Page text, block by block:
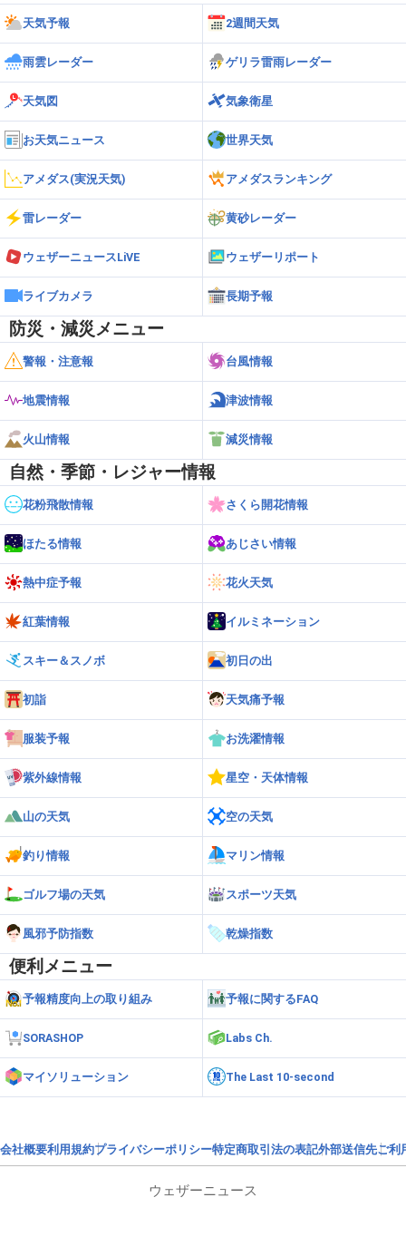
天気予報 2週間天気
雨雲レーダー ゲリラ雷雨レーダー
天気図 気象衛星
お天気ニュース 世界天気
アメダス(実況天気) アメダスランキング
雷レーダー 黄砂レーダー
ウェザーニュースLiVE ウェザーリポート
ライブカメラ 長期予報
防災・減災メニュー
警報・注意報 台風情報
地震情報 津波情報
火山情報 減災情報
自然・季節・レジャー情報
花粉飛散情報 さくら開花情報
ほたる情報 あじさい情報
熱中症予報 花火天気
紅葉情報 イルミネーション
スキー＆スノボ 初日の出
初詣 天気痛予報
服装予報 お洗濯情報
紫外線情報 星空・天体情報
山の天気 空の天気
釣り情報 マリン情報
ゴルフ場の天気 スポーツ天気
風邪予防指数 乾燥指数
便利メニュー
予報精度向上の取り組み 予報に関するFAQ
SORASHOP Labs Ch.
マイソリューション The Last 10-second
会社概要利用規約プライバシーポリシー特定商取引法の表記外部送信先ご利
ウェザーニュース